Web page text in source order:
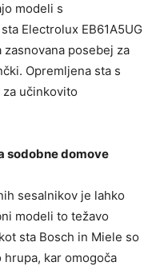
modeli s
Electrolux EB61A5UG
zasnovana posebej za
Opremljena sta s
učinkovito
sodobne domove
sesalnikov je lahko
modeli to težavo
sta Bosch in Miele so
kar omogoča